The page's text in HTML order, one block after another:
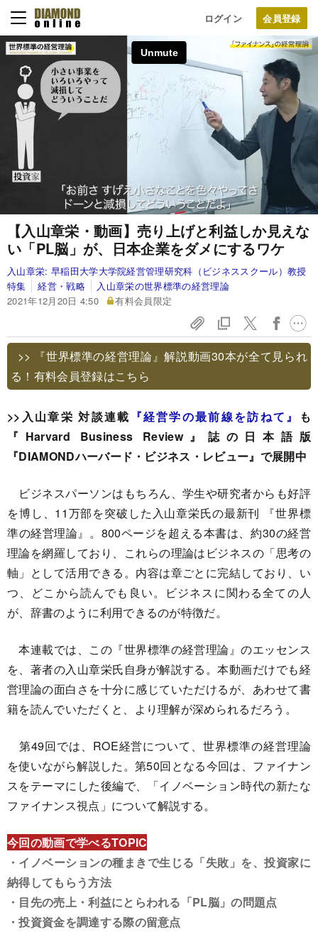
ログイン
【入山章栄・動画】売り上げと利益しか見えな
い「PL脳」が、日本企業をダメにするワケ
入山章栄: 早稲田大学大学院経営管理研究科（ビジネススクール）教授
特集
経営・戦略
入山章栄の世界標準の経営理論
2021年12月20日 4:50
有料会員限定
>> 『世界標準の経営理論』解説動画30本が全て見られ
る！有料会員登録はこちら
>>入山章栄 対談連載 『経営学の最前線を訪ねて』
も
『Harvard Business Review』誌の日本語版
『DIAMONDハーバード・ビジネス・レビュー』で展開中
ビジネスパーソンはもちろん、学生や研究者からも好評
を博し、11万部を突破した入山章栄氏の最新刊 『世界標
準の経営理論』。800ページを超える本書は、約30の経営
理論を網羅しており、これらの理論はビジネスの「思考の
軸」として活用できる。内容は章ごとに完結しており、い
つ、どこから読んでも良い。ビジネスに関わる全ての人
が、辞書のように利用できるのが特徴だ。
本連載では、この『世界標準の経営理論』のエッセンス
を、著者の入山章栄氏自身が解説する。本動画だけでも経
営理論の面白さを十分に感じていただけるが、あわせて書
籍を読んでいただくと、より理解が深められるだろう。
第49回では、ROE経営について、世界標準の経営理論
を使いながら解説した。第50回となる今回は、ファイナン
スをテーマにした後編で、「イノベーション時代の新たな
ファイナンス視点」について解説する。
今回の動画で学べるTOPIC
・イノベーションの種まきで生じる「失敗」を、投資家に
納得してもらう方法
・目先の売上・利益にとらわれる「PL脳」の問題点
・投資資金を調達する際の留意点